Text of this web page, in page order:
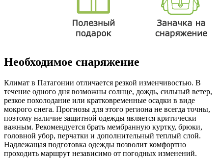
Необходимое снаряжение
Климат в Патагонии отличается резкой изменчивостью. В
течение одного дня возможны солнце, дождь, сильный ветер,
резкое похолодание или кратковременные осадки в виде
мокрого снега. Прогнозы для этого региона не всегда точны,
поэтому наличие защитной одежды является критически
важным. Рекомендуется брать мембранную куртку, брюки,
головной убор, перчатки и дополнительный теплый слой.
Надлежащая подготовка одежды позволит комфортно
проходить маршрут независимо от погодных изменений.